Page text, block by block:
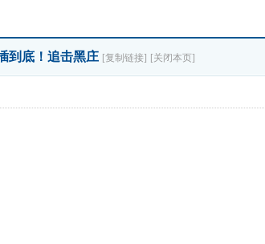
到底！追击黑庄 [复制链接] [关闭本页]